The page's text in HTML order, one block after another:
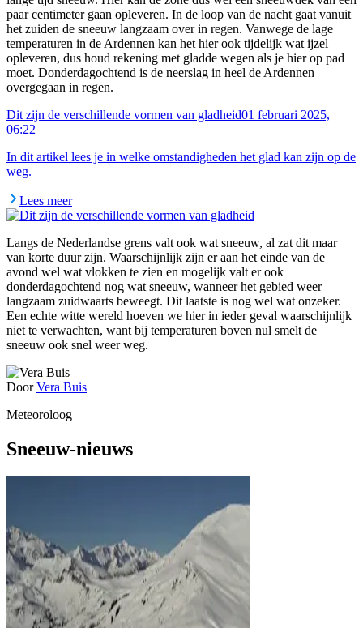
paar centimeter gaan opleveren. In de loop van de nacht gaat vanuit
het zuiden de sneeuw langzaam over in regen. Vanwege de lage
temperaturen in de Ardennen kan het hier ook tijdelijk wat ijzel
opleveren, dus houd rekening met gladde wegen als je hier op pad
moet. Donderdagochtend is de neerslag in heel de Ardennen
overgegaan in regen.
Dit zijn de verschillende vormen van gladheid01 februari 2025,
06:22
In dit artikel lees je in welke omstandigheden het glad kan zijn op de
weg.
Lees meer
Langs de Nederlandse grens valt ook wat sneeuw, al zat dit maar
van korte duur zijn. Waarschijnlijk zijn er aan het einde van de
avond wel wat vlokken te zien en mogelijk valt er ook
donderdagochtend nog wat sneeuw, wanneer het gebied weer
langzaam zuidwaarts beweegt. Dit laatste is nog wel wat onzeker.
Een echte witte wereld hoeven we hier in ieder geval waarschijnlijk
niet te verwachten, want bij temperaturen boven nul smelt de
sneeuw ook snel weer weg.
DoorVera Buis
Meteoroloog
Sneeuw-nieuws